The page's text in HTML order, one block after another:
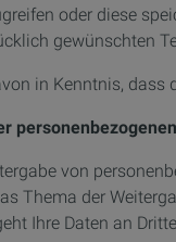
oder diese
gewünschten
in Kenntnis,
von
Thema der
Ihre Daten an